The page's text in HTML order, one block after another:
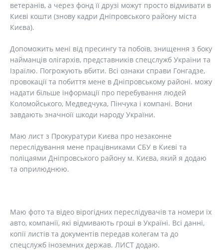
ветеранів, а через фонд її друзі можут просто відмивати в
Києві кошти (знову кадри Дніпровського району міста
Києва).
Допоможить мені від пресингу та побоїв, знищення з боку
найманців олігархів, представників спецслужб України та
Ізраїлю. Погрожують вбити. Всі ознаки справи Гонгадзе,
провокації та побиття мене в Дніпровському районі. можу
надати більше інформації про перебування людей
Коломойського, Медведчука, Пінчука і компані. Вони
завдають значноїї шкоди народу України.
Маю лист з Прокуратури Києва про незаконне
переслідування мене працівниками СБУ в Києві та
поліцаями Дніпровського району м. Києва, який я додаю
та оприлюднюю.
Маю фото та відео вірогідних переслідувачів та номери їх
авто, компанії, які відмивають гроші в Україні. Всі данні,
копії листів та документів передав колегам та до
спецслужб іноземних держав. ЛИСТ додаю.